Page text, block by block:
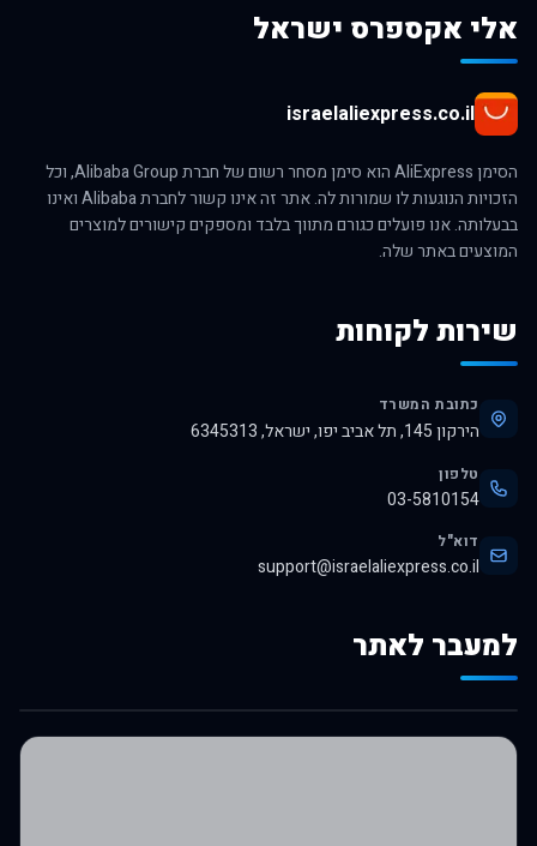
אלי אקספרס ישראל
israelaliexpress.co.il
הסימן AliExpress הוא סימן מסחר רשום של חברת Alibaba Group, וכל
הזכויות הנוגעות לו שמורות לה. אתר זה אינו קשור לחברת Alibaba ואינו
בבעלותה. אנו פועלים כגורם מתווך בלבד ומספקים קישורים למוצרים
המוצעים באתר שלה.
שירות לקוחות
כתובת המשרד
הירקון 145, תל אביב יפו, ישראל, 6345313
טלפון
03-5810154
דוא"ל
support@israelaliexpress.co.il
למעבר לאתר
לרכישה באלי אקספרס